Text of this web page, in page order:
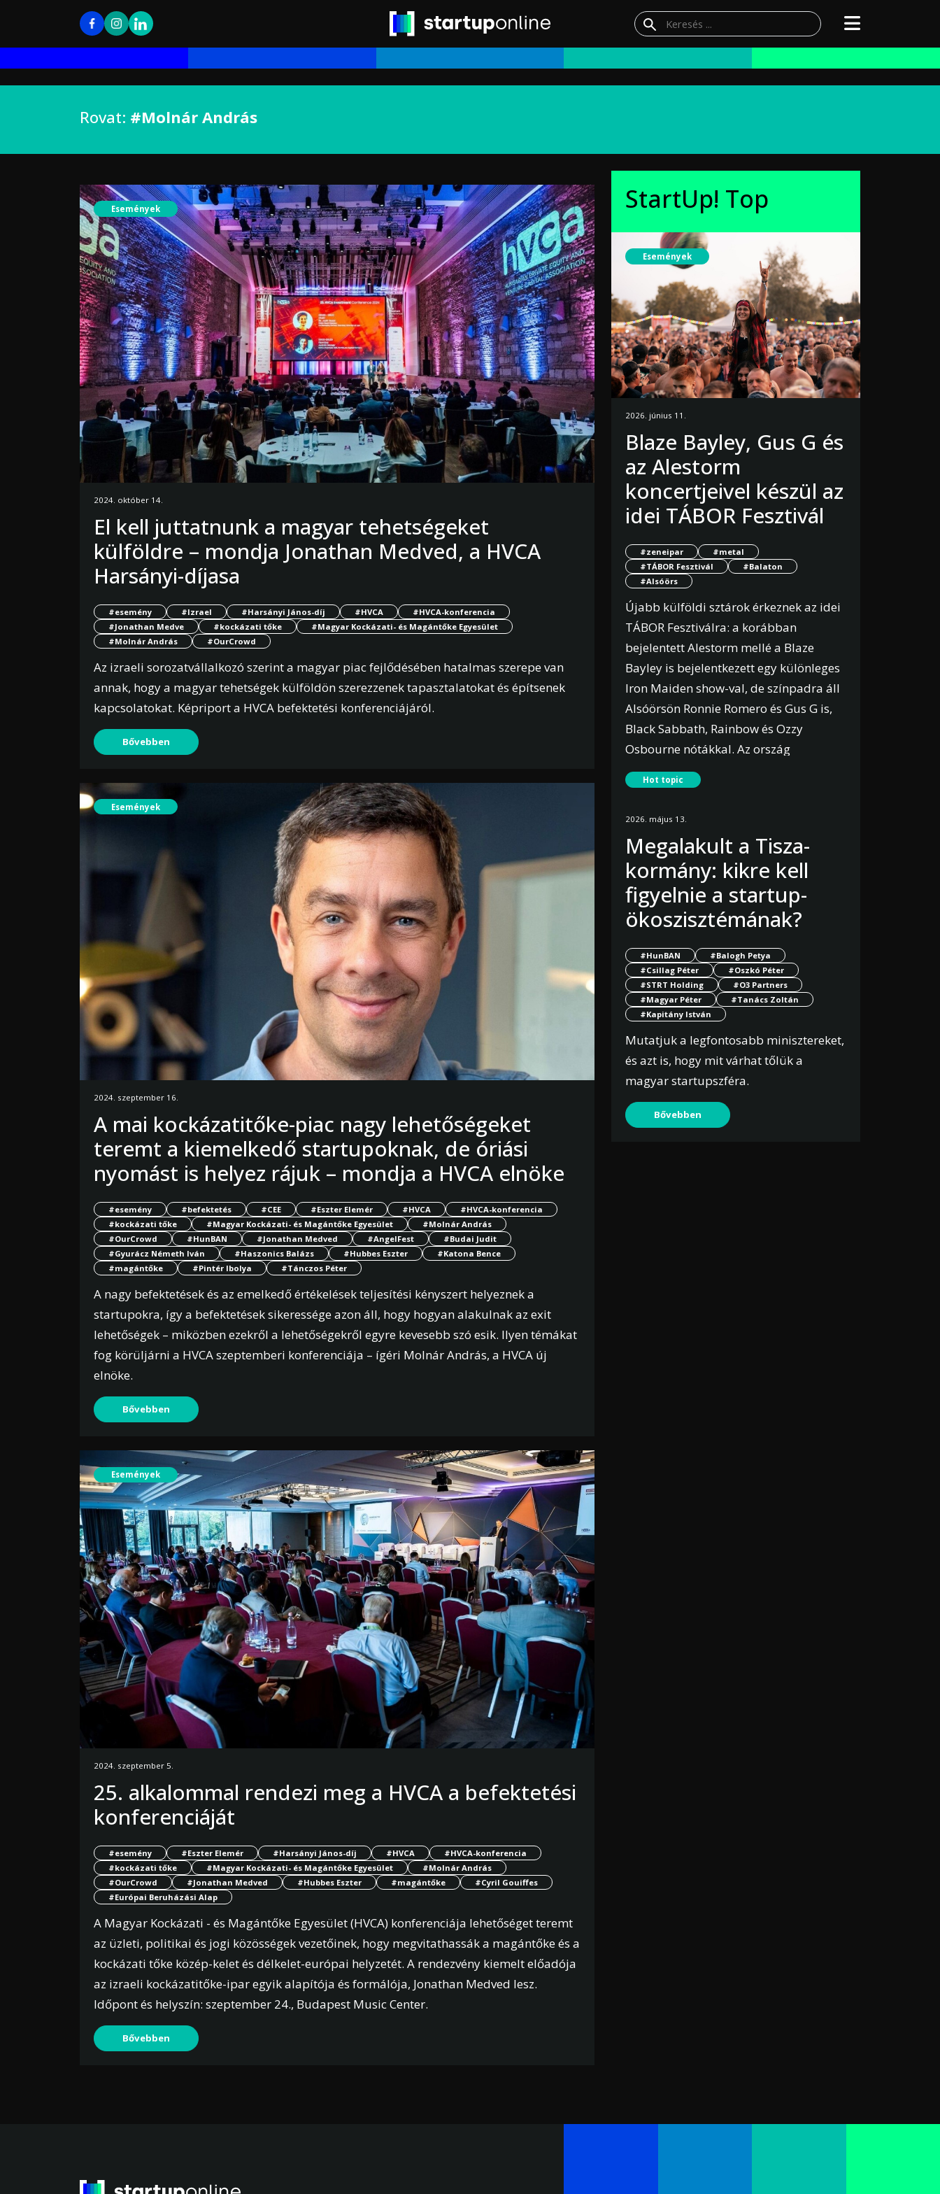
Rovat: #Molnár András
Események
2024. október 14.
El kell juttatnunk a magyar tehetségeket
külföldre – mondja Jonathan Medved, a HVCA
Harsányi-díjasa
#esemény #Izrael #Harsányi János-díj #HVCA
#HVCA-konferencia
#Jonathan Medve
#kockázati tőke
#Magyar Kockázati- és Magántőke Egyesület
#Molnár András
#OurCrowd
Az izraeli sorozatvállalkozó szerint a magyar piac fejlődésében hatalmas szerepe van
annak, hogy a magyar tehetségek külföldön szerezzenek tapasztalatokat és építsenek
kapcsolatokat. Képriport a HVCA befektetési konferenciájáról.
Bővebben
Események
2024. szeptember 16.
A mai kockázatitőke-piac nagy lehetőségeket
teremt a kiemelkedő startupoknak, de óriási
nyomást is helyez rájuk – mondja a HVCA elnöke
#esemény #befektetés #CEE #Eszter Elemér #HVCA
#HVCA-konferencia
#kockázati tőke
#Magyar Kockázati- és Magántőke Egyesület
#Molnár András
#OurCrowd
#HunBAN #Jonathan Medved #AngelFest
#Budai Judit
#Gyurácz Németh Iván
#Haszonics Balázs #Hubbes Eszter
#Katona Bence
#magántőke
#Pintér Ibolya #Tánczos Péter
A nagy befektetések és az emelkedő értékelések teljesítési kényszert helyeznek a
startupokra, így a befektetések sikeressége azon áll, hogy hogyan alakulnak az exit
lehetőségek – miközben ezekről a lehetőségekről egyre kevesebb szó esik. Ilyen témákat
fog körüljárni a HVCA szeptemberi konferenciája – ígéri Molnár András, a HVCA új
elnöke.
Bővebben
Események
2024. szeptember 5.
25. alkalommal rendezi meg a HVCA a befektetési
konferenciáját
#esemény #Eszter Elemér #Harsányi János-díj #HVCA
#HVCA-konferencia
#kockázati tőke
#Magyar Kockázati- és Magántőke Egyesület
#Molnár András
#OurCrowd
#Jonathan Medved #Hubbes Eszter #magántőke
#Cyril Gouiffes
#Európai Beruházási Alap
A Magyar Kockázati - és Magántőke Egyesület (HVCA) konferenciája lehetőséget teremt
az üzleti, politikai és jogi közösségek vezetőinek, hogy megvitathassák a magántőke és a
kockázati tőke közép-kelet és délkelet-európai helyzetét. A rendezvény kiemelt előadója
az izraeli kockázatitőke-ipar egyik alapítója és formálója, Jonathan Medved lesz.
Időpont és helyszín: szeptember 24., Budapest Music Center.
Bővebben
StartUp! Top
Események
2026. június 11.
Blaze Bayley, Gus G és
az Alestorm
koncertjeivel készül az
idei TÁBOR Fesztivál
#zeneipar
#metal
#TÁBOR Fesztivál
#Balaton
#Alsóörs
Újabb külföldi sztárok érkeznek az idei
TÁBOR Fesztiválra: a korábban
bejelentett Alestorm mellé a Blaze
Bayley is bejelentkezett egy különleges
Iron Maiden show-val, de színpadra áll
Alsóörsön Ronnie Romero és Gus G is,
Black Sabbath, Rainbow és Ozzy
Osbourne nótákkal. Az ország
legnagyobb, Balaton-parti rock
házibulijára számos hazai rock és
Bővebben
Hot topic
2026. május 13.
Megalakult a Tisza-
kormány: kikre kell
figyelnie a startup-
ökoszisztémának?
#HunBAN
#Balogh Petya
#Csillag Péter
#Oszkó Péter
#STRT Holding
#O3 Partners
#Magyar Péter
#Tanács Zoltán
#Kapitány István
Mutatjuk a legfontosabb minisztereket,
és azt is, hogy mit várhat tőlük a
magyar startupszféra.
Bővebben